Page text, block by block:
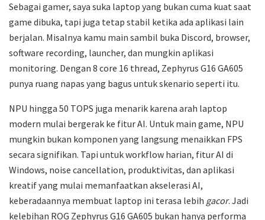
Sebagai gamer, saya suka laptop yang bukan cuma kuat saat
game dibuka, tapi juga tetap stabil ketika ada aplikasi lain
berjalan. Misalnya kamu main sambil buka Discord, browser,
software recording, launcher, dan mungkin aplikasi
monitoring. Dengan 8 core 16 thread, Zephyrus G16 GA605
punya ruang napas yang bagus untuk skenario seperti itu.
NPU hingga 50 TOPS juga menarik karena arah laptop
modern mulai bergerak ke fitur AI. Untuk main game, NPU
mungkin bukan komponen yang langsung menaikkan FPS
secara signifikan. Tapi untuk workflow harian, fitur AI di
Windows, noise cancellation, produktivitas, dan aplikasi
kreatif yang mulai memanfaatkan akselerasi AI,
keberadaannya membuat laptop ini terasa lebih gacor. Jadi
kelebihan ROG Zephyrus G16 GA605 bukan hanya performa